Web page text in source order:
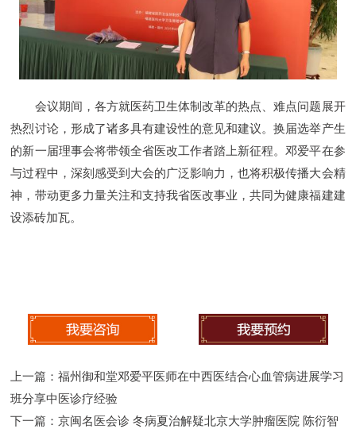
会议期间，各方就医药卫生体制改革的热点、难点问题展开
热烈讨论，形成了诸多具有建设性的意见和建议。换届选举产生
的新一届理事会将带领全省医改工作者踏上新征程。邓爱平在参
与过程中，深刻感受到大会的广泛影响力，也将积极传播大会精
神，带动更多力量关注和支持我省医改事业，共同为健康福建建
设添砖加瓦。
上一篇：福州御和堂邓爱平医师在中西医结合心血管病进展学习
班分享中医诊疗经验
下一篇：京闽名医会诊 冬病夏治解疑北京大学肿瘤医院 陈衍智